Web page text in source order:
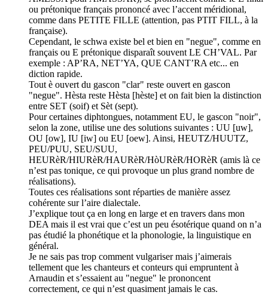
ou prétonique français prononcé avec l’accent méridional,
comme dans PETITE FILLE (attention, pas PTIT FILL, à la
française).
Cependant, le schwa existe bel et bien en "negue", comme en
français ou E prétonique disparaît souvent LE CH’VAL. Par
exemple : AP’RA, NET’YA, QUE CANT’RA etc... en
diction rapide.
Tout è ouvert du gascon "clar" reste ouvert en gascon
"negue". Hèsta reste Hèsta [hèste] et on fait bien la distinction
entre SET (soif) et Sèt (sept).
Pour certaines diphtongues, notamment EU, le gascon "noir",
selon la zone, utilise une des solutions suivantes : UU [uw],
OU [ow], IU [iw] ou EU [oew]. Ainsi, HEUTZ/HUUTZ,
PEU/PUU, SEU/SUU,
HEURèR/HIURèR/HAURèR/HòURèR/HORèR (amis là ce
n’est pas tonique, ce qui provoque un plus grand nombre de
réalisations).
Toutes ces réalisations sont réparties de manière assez
cohérente sur l’aire dialectale.
J’explique tout ça en long en large et en travers dans mon
DEA mais il est vrai que c’est un peu ésotérique quand on n’a
pas étudié la phonétique et la phonologie, la linguistique en
général.
Je ne sais pas trop comment vulgariser mais j’aimerais
tellement que les chanteurs et conteurs qui empruntent à
Arnaudin et s’essaient au "negue" le prononcent
correctement, ce qui n’est quasiment jamais le cas.